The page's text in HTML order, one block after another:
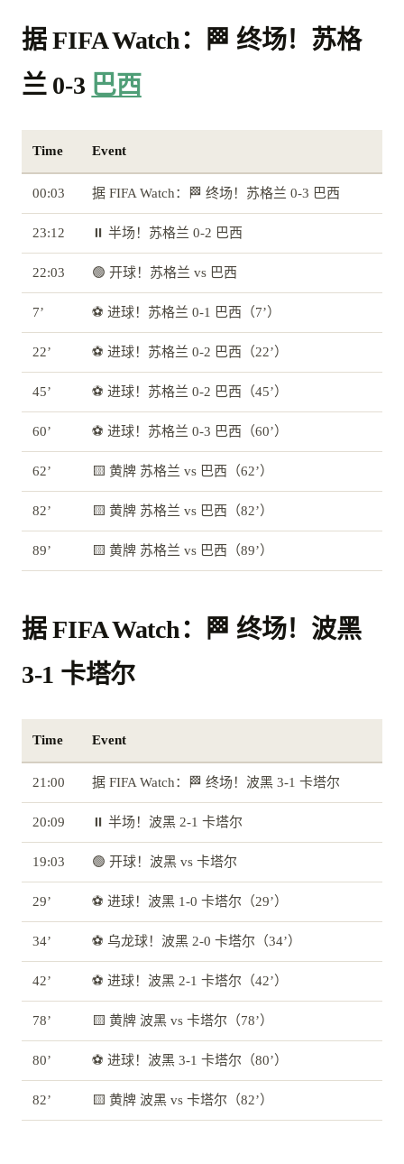
据 FIFA Watch：🏁 终场！苏格
兰 0-3 巴西
Time Event
00:03 据 FIFA Watch：🏁 终场！苏格兰 0-3 巴西
23:12 ⏸️ 半场！苏格兰 0-2 巴西
22:03 🟢 开球！苏格兰 vs 巴西
7’ ⚽ 进球！苏格兰 0-1 巴西（7’）
22’ ⚽ 进球！苏格兰 0-2 巴西（22’）
45’ ⚽ 进球！苏格兰 0-2 巴西（45’）
60’ ⚽ 进球！苏格兰 0-3 巴西（60’）
62’ 🟨 黄牌 苏格兰 vs 巴西（62’）
82’ 🟨 黄牌 苏格兰 vs 巴西（82’）
89’ 🟨 黄牌 苏格兰 vs 巴西（89’）
据 FIFA Watch：🏁 终场！波黑
3-1 卡塔尔
Time Event
21:00 据 FIFA Watch：🏁 终场！波黑 3-1 卡塔尔
20:09 ⏸️ 半场！波黑 2-1 卡塔尔
19:03 🟢 开球！波黑 vs 卡塔尔
29’ ⚽ 进球！波黑 1-0 卡塔尔（29’）
34’ ⚽ 乌龙球！波黑 2-0 卡塔尔（34’）
42’ ⚽ 进球！波黑 2-1 卡塔尔（42’）
78’ 🟨 黄牌 波黑 vs 卡塔尔（78’）
80’ ⚽ 进球！波黑 3-1 卡塔尔（80’）
82’ 🟨 黄牌 波黑 vs 卡塔尔（82’）